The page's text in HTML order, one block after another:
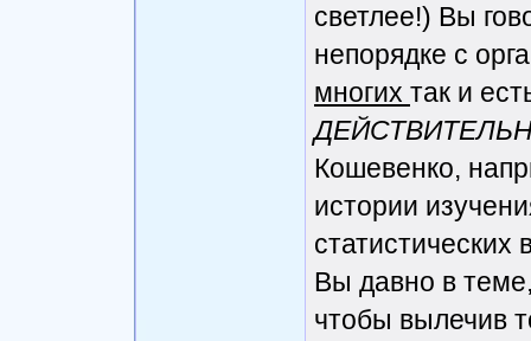
светлее!) Вы
непорядке с
многих так и
Кошевенко,
истории
Вы давно в
чтобы вылечив